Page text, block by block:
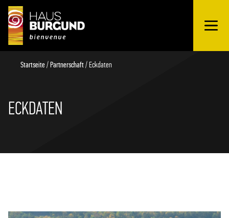
Schnellübersicht
OUVRIR
Startseite/Partnerschaft/Eckdaten
ECKDATEN